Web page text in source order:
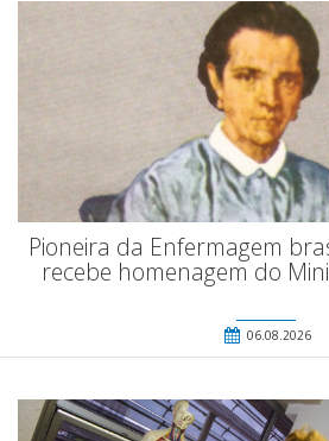
Pioneira da Enfermagem
recebe homenagem do
06.08.2026